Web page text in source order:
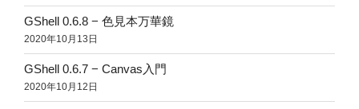
GShell 0.6.8 − 色見本万華鏡
2020年10月13日
GShell 0.6.7 − Canvas入門
2020年10月12日